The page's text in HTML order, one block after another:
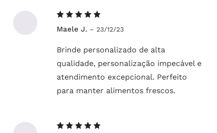
5de 5
Maele J. – 23/12/23
Brinde personalizado de alta
qualidade, personalização impecável e
atendimento excepcional. Perfeito
para manter alimentos frescos.